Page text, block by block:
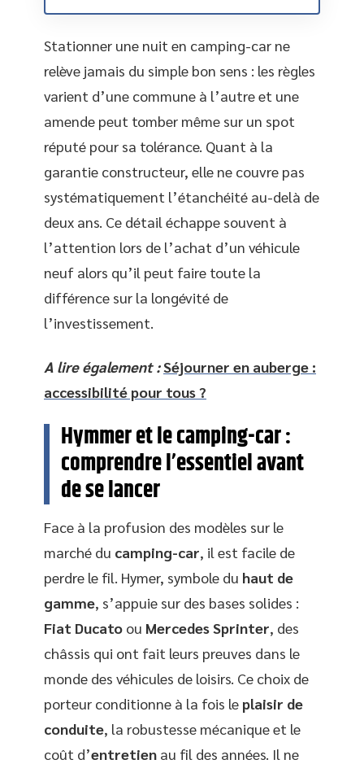
Stationner une nuit en camping-car ne
relève jamais du simple bon sens : les règles
varient d’une commune à l’autre et une
amende peut tomber même sur un spot
réputé pour sa tolérance. Quant à la
garantie constructeur, elle ne couvre pas
systématiquement l’étanchéité au-delà de
deux ans. Ce détail échappe souvent à
l’attention lors de l’achat d’un véhicule
neuf alors qu’il peut faire toute la
différence sur la longévité de
l’investissement.
A lire également : Séjourner en auberge :
accessibilité pour tous ?
Hymmer et le camping-car :
comprendre l’essentiel avant
de se lancer
Face à la profusion des modèles sur le
marché du camping-car, il est facile de
perdre le fil. Hymer, symbole du haut de
gamme, s’appuie sur des bases solides :
Fiat Ducato ou Mercedes Sprinter, des
châssis qui ont fait leurs preuves dans le
monde des véhicules de loisirs. Ce choix de
porteur conditionne à la fois le plaisir de
conduite, la robustesse mécanique et le
coût d’entretien au fil des années. Il ne